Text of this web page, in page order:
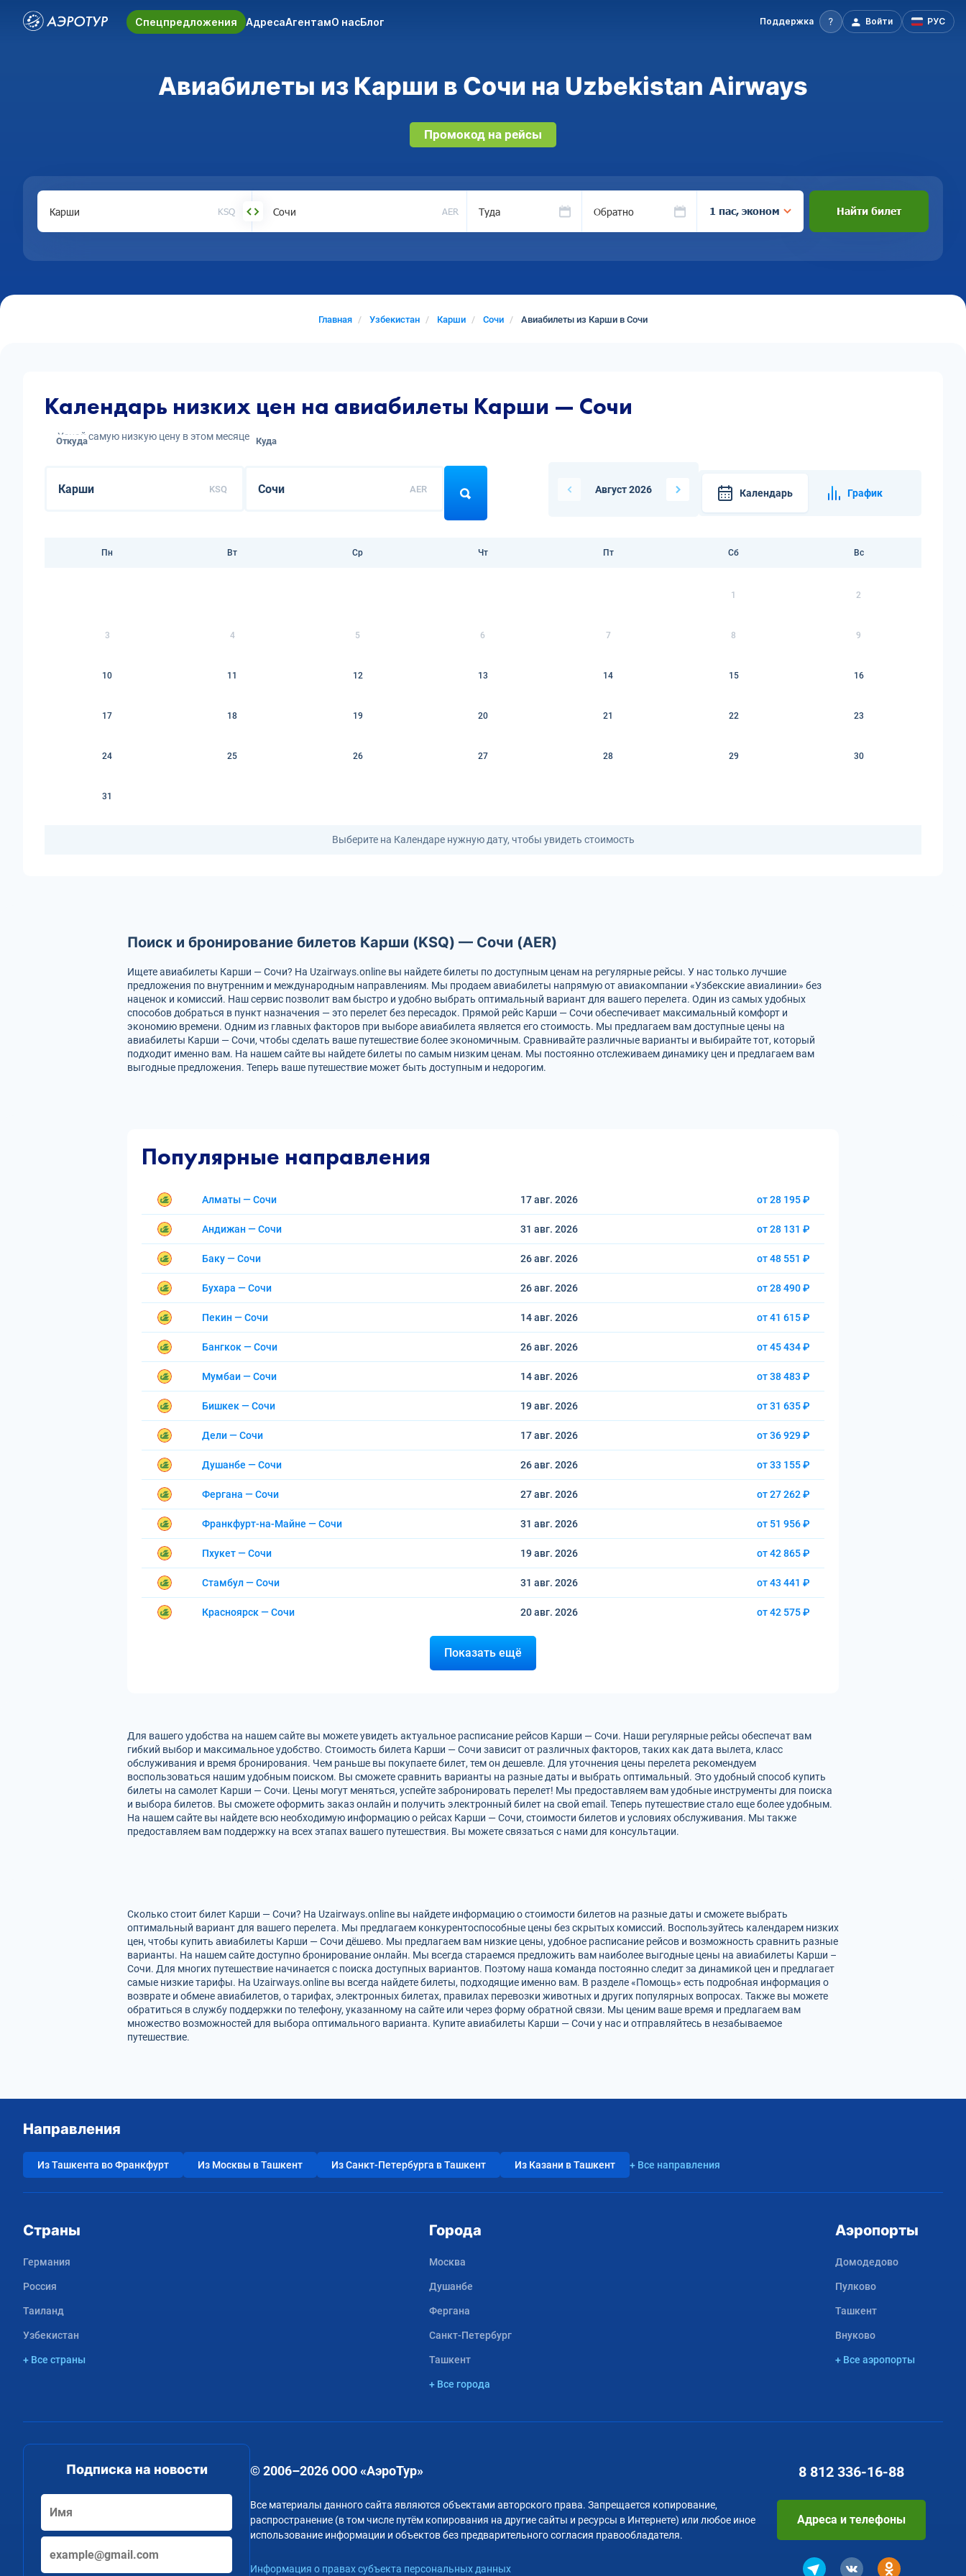
Спецпредложения АдресаАгентамО насБлог Поддержка Войти РУС
Авиабилеты из Карши в Сочи на Uzbekistan Airways
Промокод на рейсы
KSQ AER Туда Обратно 1 пас, эконом Найти билет
Главная Узбекистан Карши Сочи Авиабилеты из Карши в Сочи
Календарь низких цен на авиабилеты Карши — Сочи
Узнай самую низкую цену в этом месяце
Откуда
KSQ
Куда
AER Август 2026 Календарь График
Пн Вт Ср Чт Пт Сб Вс
1 2
3 4 5 6 7 8 9
10 11 12 13 14 15 16
17 18 19 20 21 22 23
24 25 26 27 28 29 30
31
Выберите на Календаре нужную дату, чтобы увидеть стоимость
Поиск и бронирование билетов Карши (KSQ) — Сочи (AER)
Ищете авиабилеты Карши — Сочи? На Uzairways.online вы найдете билеты по доступным ценам на регулярные рейсы. У нас только лучшие
предложения по внутренним и международным направлениям. Мы продаем авиабилеты напрямую от авиакомпании «Узбекские авиалинии» без
наценок и комиссий. Наш сервис позволит вам быстро и удобно выбрать оптимальный вариант для вашего перелета. Один из самых удобных
способов добраться в пункт назначения — это перелет без пересадок. Прямой рейс Карши — Сочи обеспечивает максимальный комфорт и
экономию времени. Одним из главных факторов при выборе авиабилета является его стоимость. Мы предлагаем вам доступные цены на
авиабилеты Карши — Сочи, чтобы сделать ваше путешествие более экономичным. Сравнивайте различные варианты и выбирайте тот, который
подходит именно вам. На нашем сайте вы найдете билеты по самым низким ценам. Мы постоянно отслеживаем динамику цен и предлагаем вам
выгодные предложения. Теперь ваше путешествие может быть доступным и недорогим.
Популярные направления
Алматы — Сочи 17 авг. 2026 от 28 195 ₽
Андижан — Сочи 31 авг. 2026 от 28 131 ₽
Баку — Сочи 26 авг. 2026 от 48 551 ₽
Бухара — Сочи 26 авг. 2026 от 28 490 ₽
Пекин — Сочи 14 авг. 2026 от 41 615 ₽
Бангкок — Сочи 26 авг. 2026 от 45 434 ₽
Мумбаи — Сочи 14 авг. 2026 от 38 483 ₽
Бишкек — Сочи 19 авг. 2026 от 31 635 ₽
Дели — Сочи 17 авг. 2026 от 36 929 ₽
Душанбе — Сочи 26 авг. 2026 от 33 155 ₽
Фергана — Сочи 27 авг. 2026 от 27 262 ₽
Франкфурт-на-Майне — Сочи 31 авг. 2026 от 51 956 ₽
Пхукет — Сочи 19 авг. 2026 от 42 865 ₽
Стамбул — Сочи 31 авг. 2026 от 43 441 ₽
Красноярск — Сочи 20 авг. 2026 от 42 575 ₽
Показать ещё
Для вашего удобства на нашем сайте вы можете увидеть актуальное расписание рейсов Карши — Сочи. Наши регулярные рейсы обеспечат вам
гибкий выбор и максимальное удобство. Стоимость билета Карши — Сочи зависит от различных факторов, таких как дата вылета, класс
обслуживания и время бронирования. Чем раньше вы покупаете билет, тем он дешевле. Для уточнения цены перелета рекомендуем
воспользоваться нашим удобным поиском. Вы сможете сравнить варианты на разные даты и выбрать оптимальный. Это удобный способ купить
билеты на самолет Карши — Сочи. Цены могут меняться, успейте забронировать перелет! Мы предоставляем вам удобные инструменты для поиска
и выбора билетов. Вы сможете оформить заказ онлайн и получить электронный билет на свой email. Теперь путешествие стало еще более удобным.
На нашем сайте вы найдете всю необходимую информацию о рейсах Карши — Сочи, стоимости билетов и условиях обслуживания. Мы также
предоставляем вам поддержку на всех этапах вашего путешествия. Вы можете связаться с нами для консультации.
Сколько стоит билет Карши — Сочи? На Uzairways.online вы найдете информацию о стоимости билетов на разные даты и сможете выбрать
оптимальный вариант для вашего перелета. Мы предлагаем конкурентоспособные цены без скрытых комиссий. Воспользуйтесь календарем низких
цен, чтобы купить авиабилеты Карши — Сочи дёшево. Мы предлагаем вам низкие цены, удобное расписание рейсов и возможность сравнить разные
варианты. На нашем сайте доступно бронирование онлайн. Мы всегда стараемся предложить вам наиболее выгодные цены на авиабилеты Карши –
Сочи. Для многих путешествие начинается с поиска доступных вариантов. Поэтому наша команда постоянно следит за динамикой цен и предлагает
самые низкие тарифы. На Uzairways.online вы всегда найдете билеты, подходящие именно вам. В разделе «Помощь» есть подробная информация о
возврате и обмене авиабилетов, о тарифах, электронных билетах, правилах перевозки животных и других популярных вопросах. Также вы можете
обратиться в службу поддержки по телефону, указанному на сайте или через форму обратной связи. Мы ценим ваше время и предлагаем вам
множество возможностей для выбора оптимального варианта. Купите авиабилеты Карши — Сочи у нас и отправляйтесь в незабываемое
путешествие.
Направления
Из Ташкента во Франкфурт Из Москвы в Ташкент Из Санкт-Петербурга в Ташкент Из Казани в Ташкент + Все направления
Страны
Германия
Россия
Таиланд
Узбекистан
+ Все страны
Города
Москва
Душанбе
Фергана
Санкт-Петербург
Ташкент
+ Все города
Аэропорты
Домодедово
Пулково
Ташкент
Внуково
+ Все аэропорты
Подписка на новости © 2006–2026 ООО «АэроТур»
Все материалы данного сайта являются объектами авторского права. Запрещается копирование,
распространение (в том числе путём копирования на другие сайты и ресурсы в Интернете) или любое иное
использование информации и объектов без предварительного согласия правообладателя.
Информация о правах субъекта персональных данных
8 812 336-16-88
Адреса и телефоны